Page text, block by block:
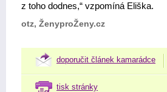
z toho dodnes,“ vzpomíná Eliška.
otz, ŽenyproŽeny.cz
doporučit článek kamarádce
tisk stránky